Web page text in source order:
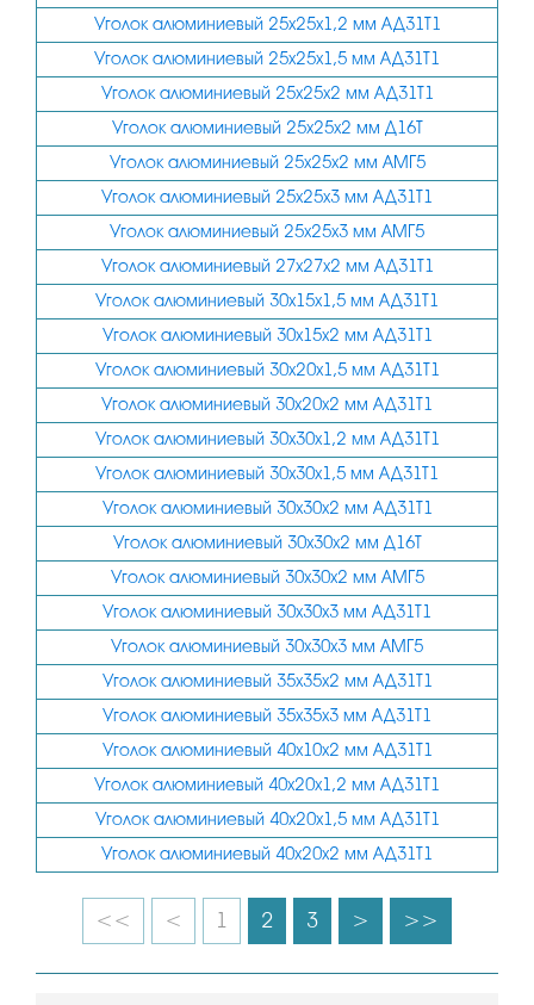
60х60
70х30
70х70
80х40
80х80
90х90
100х40
100х50
100х100
120х40
120х60
140х40
150х40
160х40
200х20
Уголок алюминиевый 25х25х1,2 мм АД31Т1
Уголок алюминиевый 25х25х1,5 мм АД31Т1
Уголок алюминиевый 25х25х2 мм АД31Т1
Уголок алюминиевый 25х25х2 мм Д16Т
Уголок алюминиевый 25х25х2 мм АМГ5
Уголок алюминиевый 25х25х3 мм АД31Т1
Уголок алюминиевый 25х25х3 мм АМГ5
Уголок алюминиевый 27х27х2 мм АД31Т1
Уголок алюминиевый 30х15х1,5 мм АД31Т1
Уголок алюминиевый 30х15х2 мм АД31Т1
Уголок алюминиевый 30х20х1,5 мм АД31Т1
Уголок алюминиевый 30х20х2 мм АД31Т1
Уголок алюминиевый 30х30х1,2 мм АД31Т1
Уголок алюминиевый 30х30х1,5 мм АД31Т1
Уголок алюминиевый 30х30х2 мм АД31Т1
Уголок алюминиевый 30х30х2 мм Д16Т
Уголок алюминиевый 30х30х2 мм АМГ5
Уголок алюминиевый 30х30х3 мм АД31Т1
Уголок алюминиевый 30х30х3 мм АМГ5
Уголок алюминиевый 35х35х2 мм АД31Т1
Уголок алюминиевый 35х35х3 мм АД31Т1
Уголок алюминиевый 40х10х2 мм АД31Т1
Уголок алюминиевый 40х20х1,2 мм АД31Т1
Уголок алюминиевый 40х20х1,5 мм АД31Т1
Уголок алюминиевый 40х20х2 мм АД31Т1
<< < 1 2 3 > >>